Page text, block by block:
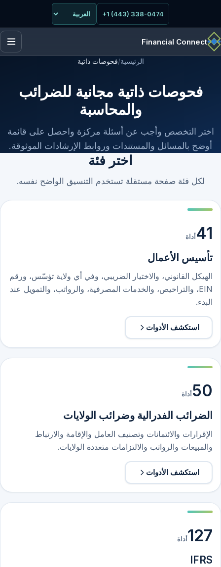
+1 (443) 338-0474
Financial Connect
الرئيسية/فحوصات ذاتية
فحوصات ذاتية مجانية للضرائب
والمحاسبة
اختر التخصص وأجب عن أسئلة مركزة واحصل على قائمة
أوضح بالمسائل والمستندات وروابط الإرشادات الموثوقة.
اختر فئة
لكل فئة صفحة مستقلة تستخدم التنسيق الواضح نفسه.
41 أداة
تأسيس الأعمال
الهيكل القانوني، والاختيار الضريبي، وفي أي ولاية تؤسّس، ورقم
EIN، والتراخيص، والخدمات المصرفية، والرواتب، والتمويل عند
البدء.
استكشف الأدوات
50 أداة
الضرائب الفدرالية وضرائب الولايات
الإقرارات والائتمانات وتصنيف العامل والإقامة والارتباط
والمبيعات والرواتب والالتزامات متعددة الولايات.
استكشف الأدوات
127 أداة
IFRS